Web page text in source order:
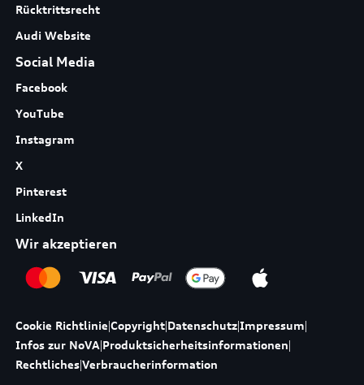
Rücktrittsrecht
Audi Website
Social Media
Facebook
YouTube
Instagram
X
Pinterest
LinkedIn
Wir akzeptieren
Cookie Richtlinie|Copyright|Datenschutz|Impressum|
Infos zur NoVA|Produktsicherheitsinformationen|
Rechtliches|Verbraucherinformation